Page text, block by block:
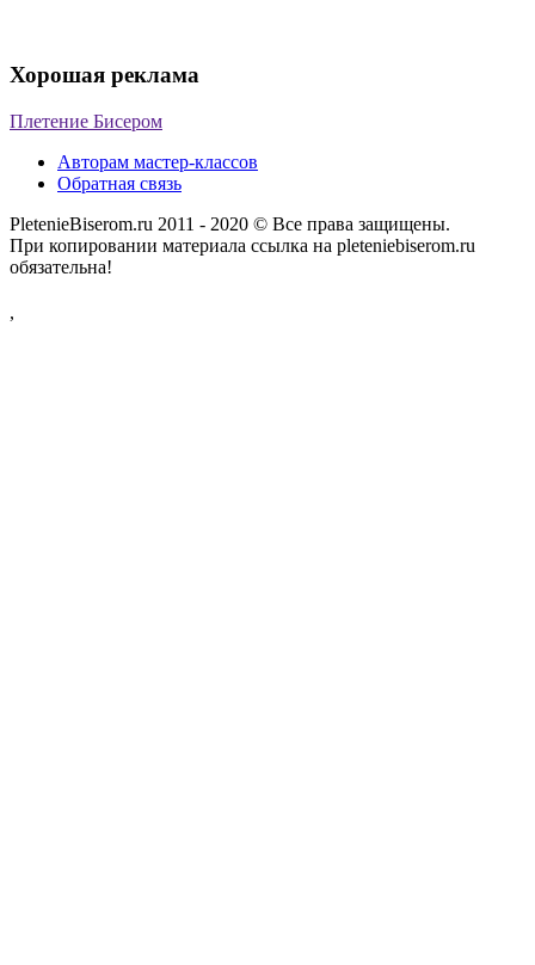
Хорошая реклама
Плетение Бисером
Авторам мастер-классов
Обратная связь
PletenieBiserom.ru 2011 - 2020 © Все права защищены.
При копировании материала ссылка на pleteniebiserom.ru
обязательна!
,